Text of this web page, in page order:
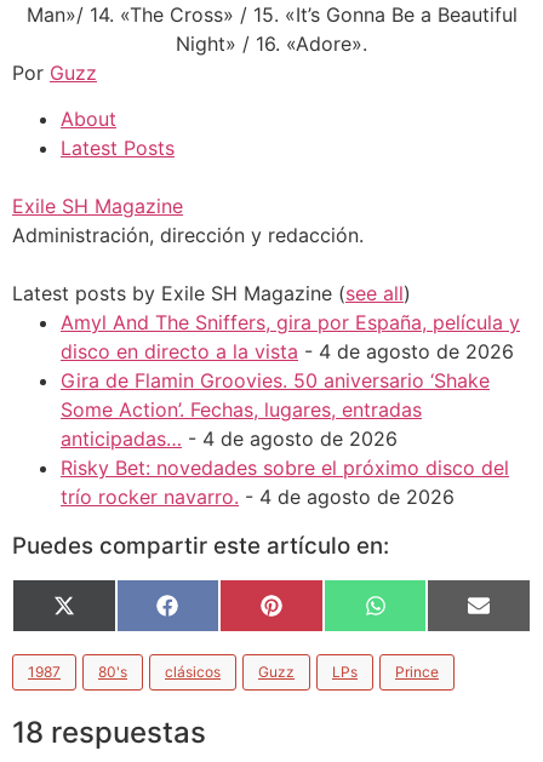
Man»/ 14. «The Cross» / 15. «It’s Gonna Be a Beautiful
Night» / 16. «Adore».
Por Guzz
About
Latest Posts
Exile SH Magazine
Administración, dirección y redacción.
Latest posts by Exile SH Magazine (see all)
Amyl And The Sniffers, gira por España, película y
disco en directo a la vista - 4 de agosto de 2026
Gira de Flamin Groovies. 50 aniversario ‘Shake
Some Action’. Fechas, lugares, entradas
anticipadas… - 4 de agosto de 2026
Risky Bet: novedades sobre el próximo disco del
trío rocker navarro. - 4 de agosto de 2026
Puedes compartir este artículo en:
X
(Twitter)
Facebook Pinterest WhatsApp Email
1987 80's clásicos Guzz LPs Prince
18 respuestas